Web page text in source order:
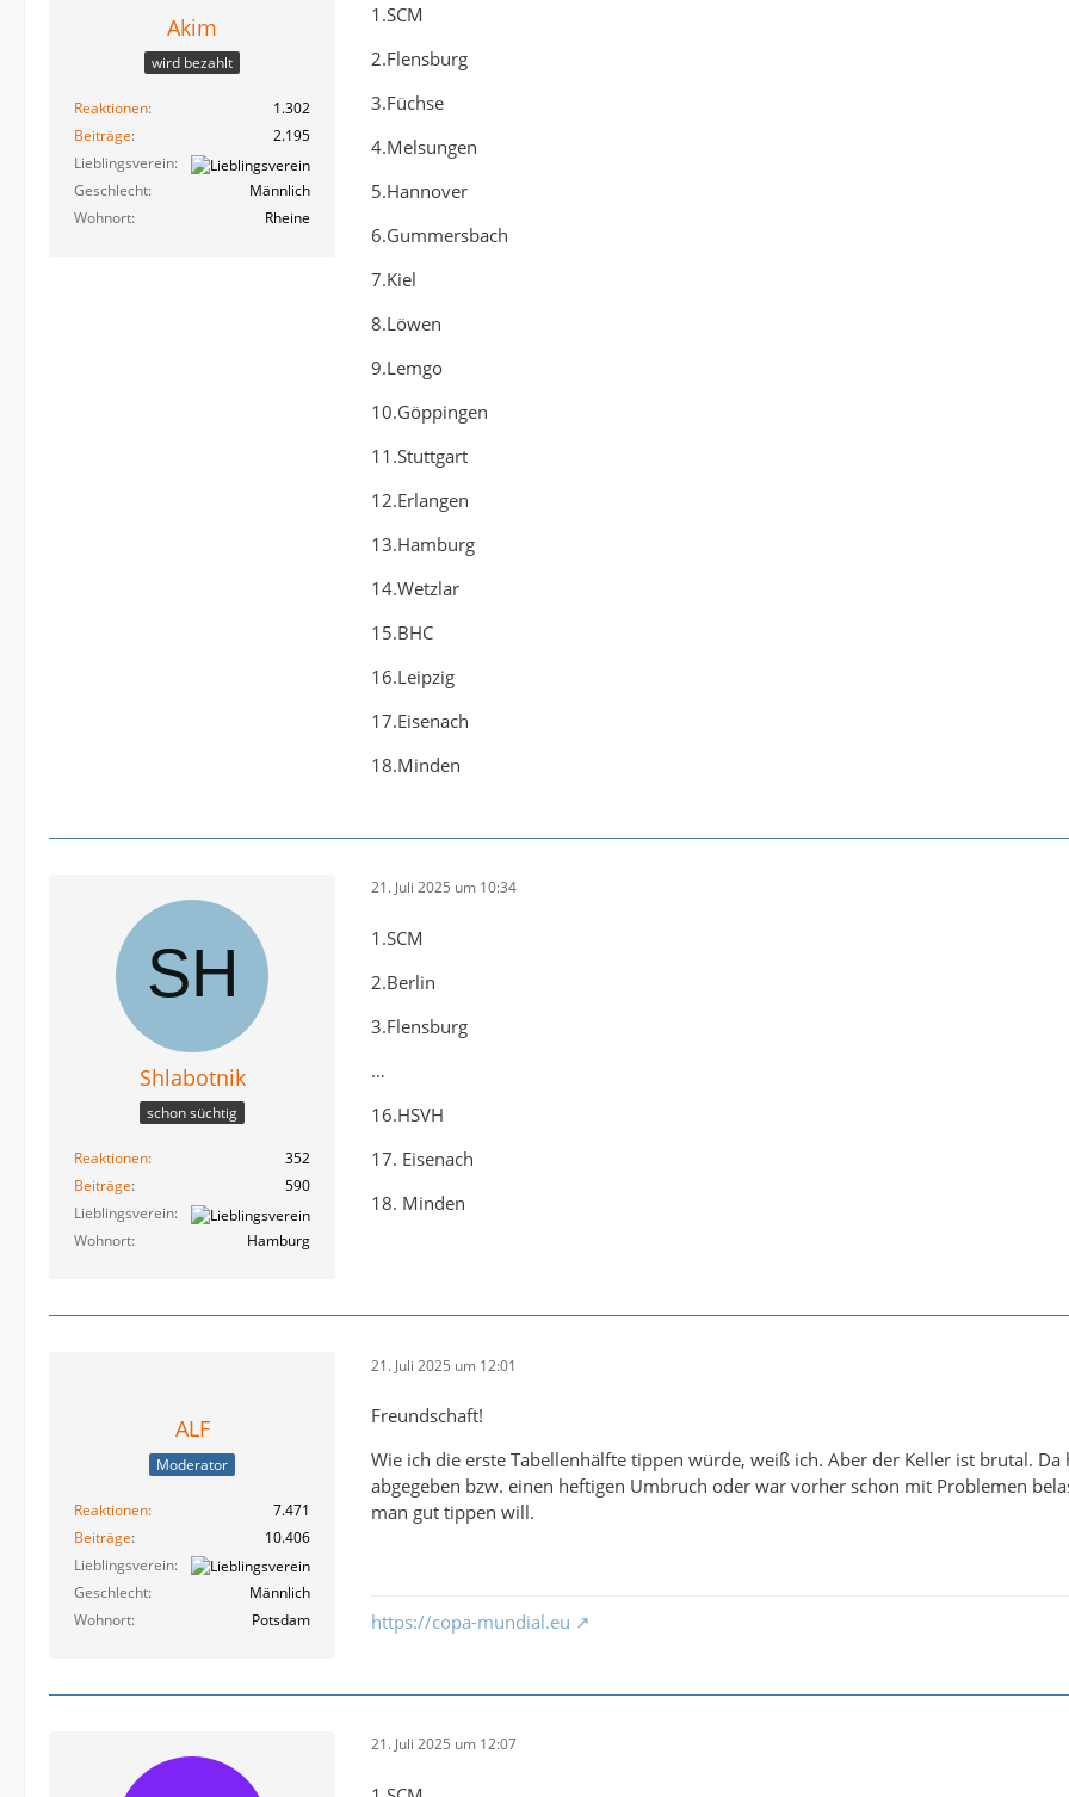
Akim
wird bezahlt
Reaktionen
1.302
Beiträge
2.195
Lieblingsverein
Geschlecht
Männlich
Wohnort
Rheine
1.SCM
2.Flensburg
3.Füchse
4.Melsungen
5.Hannover
6.Gummersbach
7.Kiel
8.Löwen
9.Lemgo
10.Göppingen
11.Stuttgart
12.Erlangen
13.Hamburg
14.Wetzlar
15.BHC
16.Leipzig
17.Eisenach
18.Minden
Shlabotnik
schon süchtig
Reaktionen
352
Beiträge
590
Lieblingsverein
Wohnort
Hamburg
21. Juli 2025 um 10:34
1.SCM
2.Berlin
3.Flensburg
…
16.HSVH
17. Eisenach
18. Minden
ALF
Moderator
Reaktionen
7.471
Beiträge
10.406
Lieblingsverein
Geschlecht
Männlich
Wohnort
Potsdam
21. Juli 2025 um 12:01
Freundschaft!
Wie ich die erste Tabellenhälfte tippen würde, weiß ich. Aber der Keller ist brutal.
abgegeben bzw. einen heftigen Umbruch oder war vorher schon mit Problemen
man gut tippen will.
https://copa-mundial.eu
21. Juli 2025 um 12:07